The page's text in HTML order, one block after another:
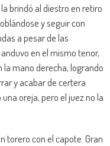
brindó al diestro en retiro
y seguir con
a pesar de las
en el mismo tenor,
mano derecha, logrando
y acabar de certera
oreja, pero el juez no la
torero con el capote. Gran